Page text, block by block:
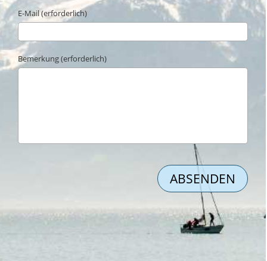
E-Mail (erforderlich)
Bemerkung (erforderlich)